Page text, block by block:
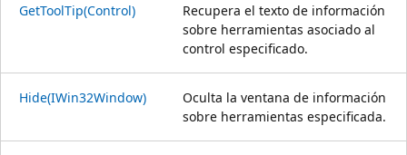
GetToolTip(Control)
Recupera el texto de información
sobre herramientas asociado al
control especificado.
Hide(IWin32Window)
Oculta la ventana de información
sobre herramientas especificada.